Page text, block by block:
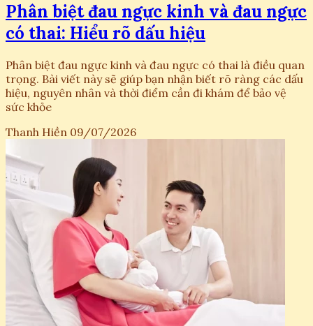
Phân biệt đau ngực kinh và đau ngực
có thai: Hiểu rõ dấu hiệu
Phân biệt đau ngực kinh và đau ngực có thai là điều quan
trọng. Bài viết này sẽ giúp bạn nhận biết rõ ràng các dấu
hiệu, nguyên nhân và thời điểm cần đi khám để bảo vệ
sức khỏe
Thanh Hiền 09/07/2026